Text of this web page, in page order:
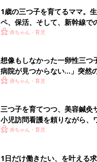
1歳の三つ子を育てるママ。
ペ、保活、そして、新幹線で
のリアル【多胎育児体験談】
赤ちゃん・育児
想像もしなかった一卵性三つ
病院が見つからない…」突然
経験！【体験談】
赤ちゃん・育児
三つ子を育てつつ、美容鍼灸
小児訪問看護を頼りながら、
ちゃん育児！【多胎インタビ
赤ちゃん・育児
1日だけ働きたい、を叶える